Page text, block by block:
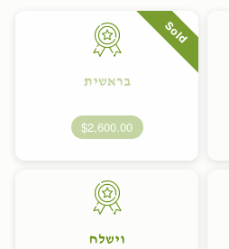
Sold
בראשית
$2,600.00
וישלח